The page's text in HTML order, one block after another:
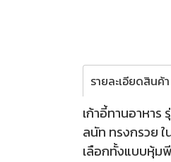
รายละเอียดสินค้า
เก้าอี้ทานอาหา
ลนัท ทรงกรวย
เลือกทั้งแบบหุ้ม